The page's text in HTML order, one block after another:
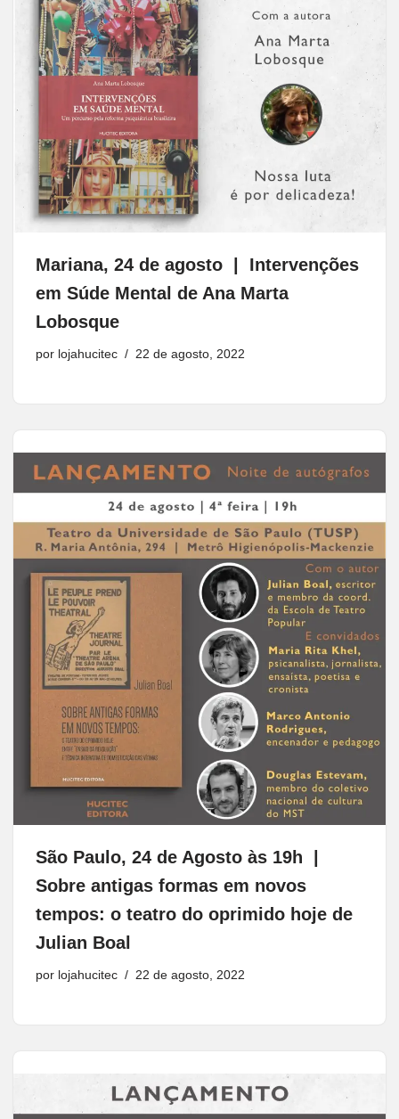
Mariana, 24 de agosto | Intervenções
em Súde Mental de Ana Marta
Lobosque
por lojahucitec 22 de agosto, 2022
São Paulo, 24 de Agosto às 19h |
Sobre antigas formas em novos
tempos: o teatro do oprimido hoje de
Julian Boal
por lojahucitec 22 de agosto, 2022